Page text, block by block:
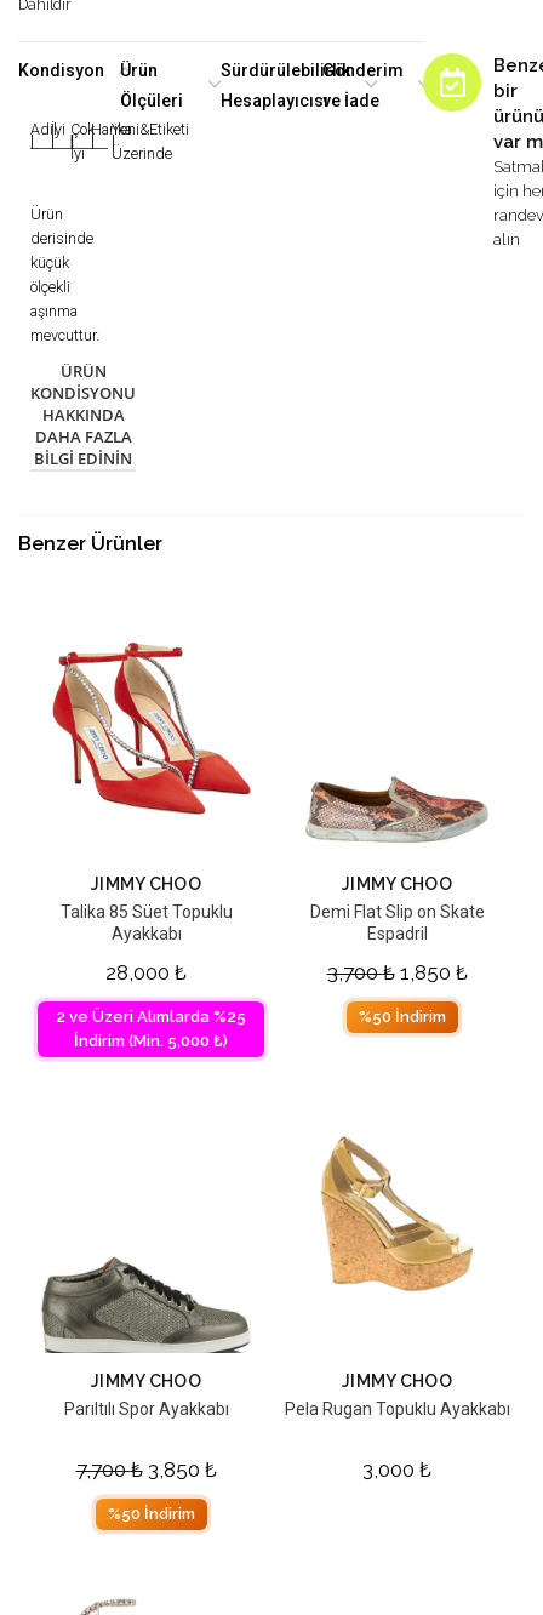
Dahildir
Kondisyon
Adilİyi
|
Çok
İyi
Harika
|
Yeni&Etiketi
Üzerinde
Ürün
derisinde
küçük
ölçekli
aşınma
mevcuttur.
ÜRÜN
KONDISYONU
HAKKINDA
DAHA FAZLA
BILGI EDININ
Ürün
Ölçüleri
Sürdürülebilirlik
Hesaplayıcısı
Gönderim
ve İade
bir
var
için
alın
Benzer Ürünler
JIMMY CHOO
Talika 85 Süet Topuklu
Ayakkabı
28,000 ₺
2 ve Üzeri Alımlarda %25
İndirim (Min. 5,000 ₺)
JIMMY CHOO
Demi Flat Slip on Skate
Espadril
3,700₺ 1,850 ₺
%50 İndirim
JIMMY CHOO
Parıltılı Spor Ayakkabı
7,700₺ 3,850 ₺
%50 İndirim
JIMMY CHOO
Pela Rugan Topuklu Ayakkabı
3,000 ₺